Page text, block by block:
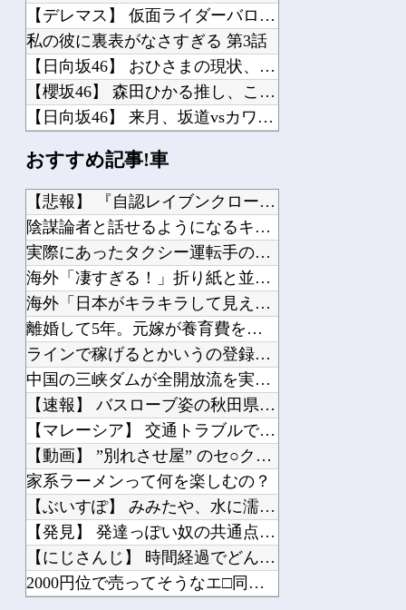
【デレマス】 仮面ライダーバロンＰ第２話「蒼翼の乙女」
私の彼に裏表がなさすぎる 第3話
【日向坂46】 おひさまの現状、これは否定できない・・・
【櫻坂46】 森田ひかる推し、これには大歓喜
【日向坂46】 来月、坂道vsカワラボvsスタダvsハロプロの大激戦
ワールドトリガー復活について。
【重音テト】 コナミデフォルメフィギュア「重音テト 通常衣装Ver.」「重音テト...
【VTuber】 学術系VTuber、アカデミア関係者らに「V名義の活動を本人の...
にじさんじ「緑仙」大炎上！上から目線で圧が強い返信「もうすでに歌ってる」埋もれて...
Powered by livedoor 相互RSS
おすすめ記事!車
【悲報】 『自認レイブンクロー』 ← こいつらのタチ悪い率は...
陰謀論者と話せるようになるキーワード辞典つくろう→
実際にあったタクシー運転手の不可解すぎる体験談
海外「凄すぎる！」折り紙と並ぶあの日本の偉大な発明に海外がび...
海外「日本がキラキラして見える…」 日本の街頭インタビューに...
離婚して5年。元嫁が養育費を請求してきた。俺「は？子供何歳？...
ラインで稼げるとかいうの登録したけど「500円払え」だって
中国の三峡ダムが全開放流を実施…長江流域で深刻な洪水被害！
【速報】 バスローブ姿の秋田県幹部職員による記者会見問題、ラ...
【マレーシア】 交通トラブルで激高、危険運転の末に側溝へ転落...
【動画】 ”別れさせ屋” のセ○クス、凄すぎるｗｗｗ そりゃ...
家系ラーメンって何を楽しむの？
【ぶいすぽ】 みみたや、水に濡れるのが嫌いすぎて水着を1着も...
【発見】 発達っぽい奴の共通点って『立場を理解できない』だよ...
【にじさんじ】 時間経過でどんどん沈んでいくVTuber
2000円位で売ってそうなエ□同人的デビルサマナー 第2話